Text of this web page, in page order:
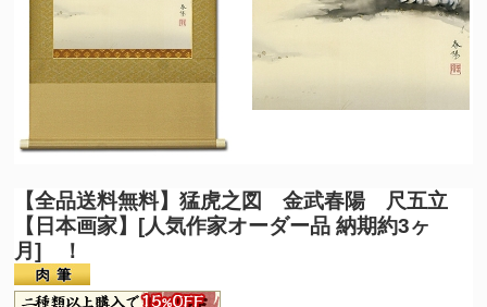
【全品送料無料】猛虎之図 金武春陽 尺五立
【日本画家】[人気作家オーダー品 納期約3ヶ
月] ！